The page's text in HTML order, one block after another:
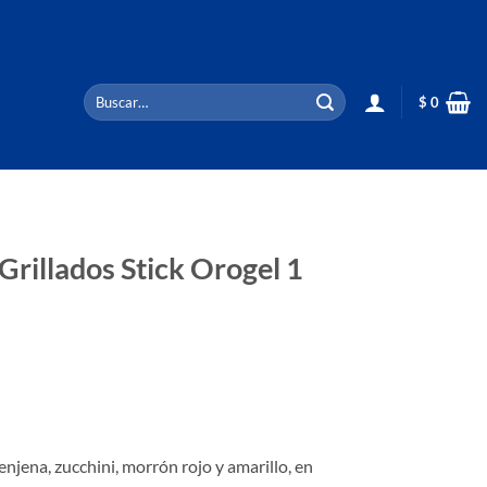
Buscar
por:
$ 0
Stick Orogel 1
zucchini, morrón rojo y amarillo, en